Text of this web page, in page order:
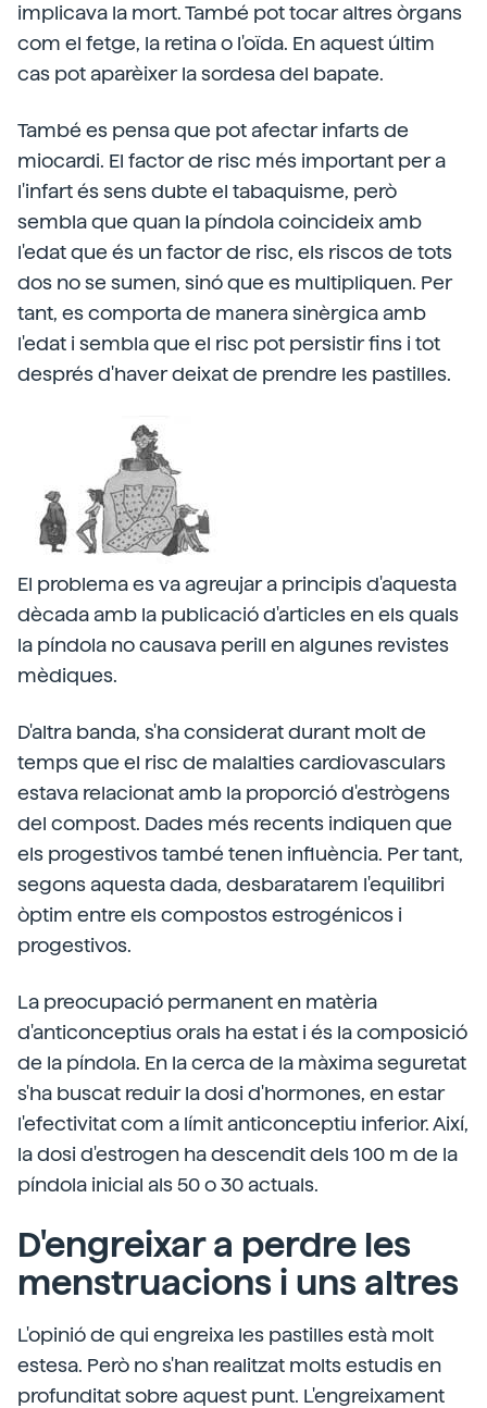
implicava la mort. També pot tocar altres òrgans
com el fetge, la retina o l'oïda. En aquest últim
cas pot aparèixer la sordesa del bapate.
També es pensa que pot afectar infarts de
miocardi. El factor de risc més important per a
l'infart és sens dubte el tabaquisme, però
sembla que quan la píndola coincideix amb
l'edat que és un factor de risc, els riscos de tots
dos no se sumen, sinó que es multipliquen. Per
tant, es comporta de manera sinèrgica amb
l'edat i sembla que el risc pot persistir fins i tot
després d'haver deixat de prendre les pastilles.
El problema es va agreujar a principis d'aquesta
dècada amb la publicació d'articles en els quals
la píndola no causava perill en algunes revistes
mèdiques.
D'altra banda, s'ha considerat durant molt de
temps que el risc de malalties cardiovasculars
estava relacionat amb la proporció d'estrògens
del compost. Dades més recents indiquen que
els progestivos també tenen influència. Per tant,
segons aquesta dada, desbaratarem l'equilibri
òptim entre els compostos estrogénicos i
progestivos.
La preocupació permanent en matèria
d'anticonceptius orals ha estat i és la composició
de la píndola. En la cerca de la màxima seguretat
s'ha buscat reduir la dosi d'hormones, en estar
l'efectivitat com a límit anticonceptiu inferior. Així,
la dosi d'estrogen ha descendit dels 100 m de la
píndola inicial als 50 o 30 actuals.
D'engreixar a perdre les
menstruacions i uns altres
L'opinió de qui engreixa les pastilles està molt
estesa. Però no s'han realitzat molts estudis en
profunditat sobre aquest punt. L'engreixament